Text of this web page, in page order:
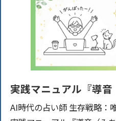
実践マニュアル『導音
AI時代の占い師 生存戦略：